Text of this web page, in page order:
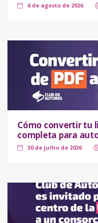
6 de agosto de 2026
Cómo convertir tu
completa para
30 de julho de 2026